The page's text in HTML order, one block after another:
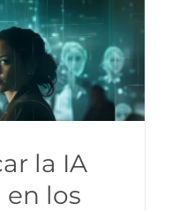
Quiénes somos
Casos de éxito
la IA
en los